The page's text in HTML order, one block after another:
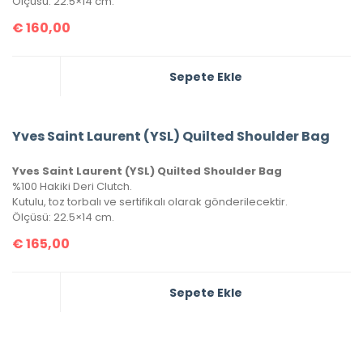
€160,00
Sepete Ekle
Yves Saint Laurent (YSL) Quilted Shoulder Bag
Yves Saint Laurent (YSL) Quilted Shoulder Bag
%100 Hakiki Deri Clutch.
Kutulu, toz torbalı ve sertifikalı olarak gönderilecektir.
Ölçüsü: 22.5×14 cm.
€165,00
Sepete Ekle